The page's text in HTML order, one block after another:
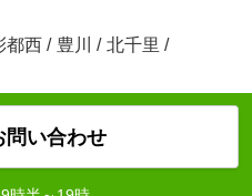
都西 / 豊川 / 北千里 /
問い合わせ